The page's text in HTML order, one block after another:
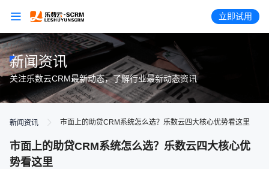
立即试用
新闻资讯
关注乐数云CRM最新动态，了解行业最新动态资讯
新闻资讯 市面上的助贷CRM系统怎么选？乐数云四大核心优势看这里
市面上的助贷CRM系统怎么选？乐数云四大核心优
势看这里